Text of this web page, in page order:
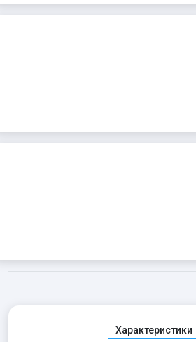
Характеристики